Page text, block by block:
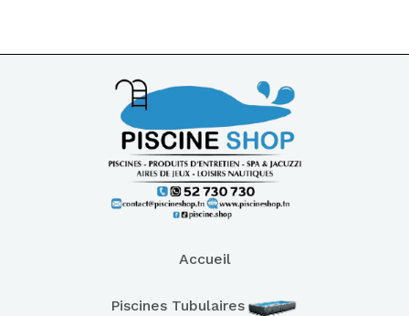
Accueil
Piscines Tubulaires